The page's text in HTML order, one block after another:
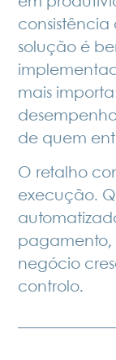
consistência
solução é
mais
de quem
O retalho
execução.
pagamento,
negócio
controlo.